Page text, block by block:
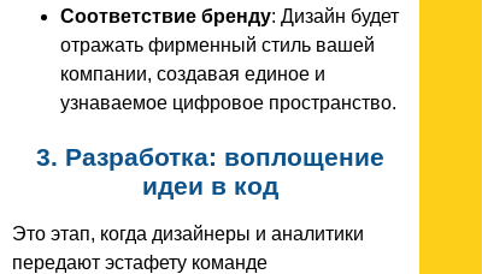
Соответствие бренду: Дизайн будет
отражать фирменный стиль вашей
компании, создавая единое и
узнаваемое цифровое пространство.
3. Разработка: воплощение
идеи в код
Это этап, когда дизайнеры и аналитики
передают эстафету команде